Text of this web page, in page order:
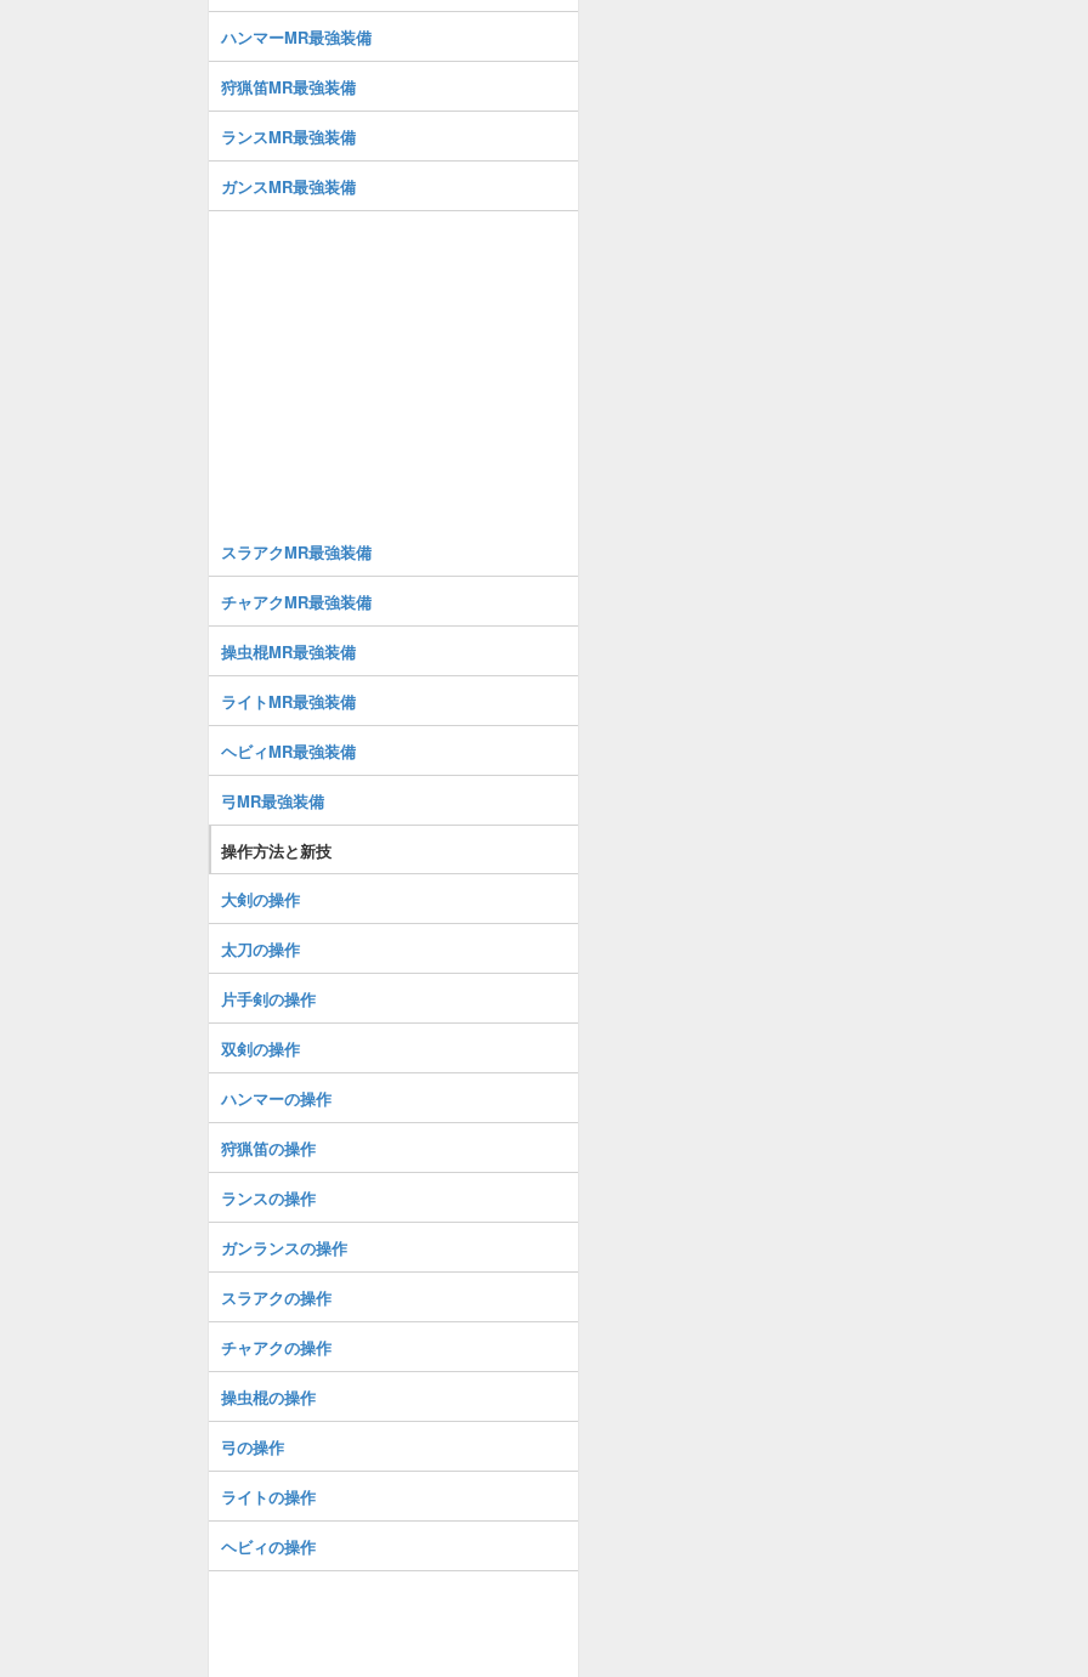
ハンマーMR最強装備
狩猟笛MR最強装備
ランスMR最強装備
ガンスMR最強装備
スラアクMR最強装備
チャアクMR最強装備
操虫棍MR最強装備
ライトMR最強装備
ヘビィMR最強装備
弓MR最強装備
操作方法と新技
大剣の操作
太刀の操作
片手剣の操作
双剣の操作
ハンマーの操作
狩猟笛の操作
ランスの操作
ガンランスの操作
スラアクの操作
チャアクの操作
操虫棍の操作
弓の操作
ライトの操作
ヘビィの操作